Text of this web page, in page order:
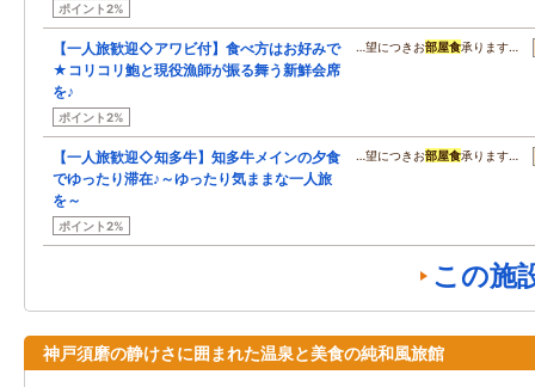
ポイント2%
【一人旅歓迎◇アワビ付】食べ方はお好みで
★コリコリ鮑と現役漁師が振る舞う新鮮会席
を♪
ポイント2%
…望につきお部屋食承ります…
【一人旅歓迎◇知多牛】知多牛メインの夕食
でゆったり滞在♪～ゆったり気ままな一人旅
を～
ポイント2%
…望につきお部屋食承ります…
この施
神戸須磨の静けさに囲まれた温泉と美食の純和風旅館